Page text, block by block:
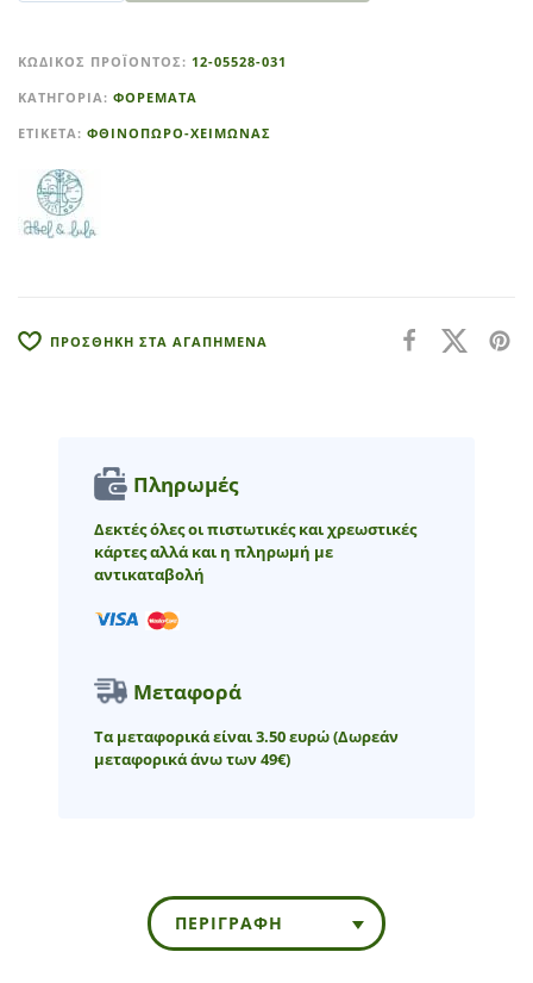
t
e
r
:
ΚΩΔΙΚΌΣ ΠΡΟΪΌΝΤΟΣ: 12-05528-031
ΚΑΤΗΓΟΡΊΑ: ΦΟΡΕΜΑΤΑ
ΕΤΙΚΈΤΑ: ΦΘΙΝΟΠΩΡΟ-ΧΕΙΜΩΝΑΣ
ΠΡΟΣΘΗΚΗ ΣΤΑ ΑΓΑΠΗΜΕΝΑ
Πληρωμές
Δεκτές όλες οι πιστωτικές και χρεωστικές
κάρτες αλλά και η πληρωμή με
αντικαταβολή
Μεταφορά
Τα μεταφορικά είναι 3.50 ευρώ(Δωρεάν
μεταφορικά άνω των 49€)
ΠΕΡΙΓΡΑΦΉ